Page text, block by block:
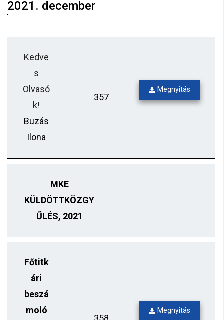
2021. december
Kedve
s
Olvasó
k!
Buzás
Ilona
357
Megnyitás
MKE
KÜLDÖTTKÖZGY
ŰLÉS, 2021
Főtitk
ári
beszá
moló
Megnyitás